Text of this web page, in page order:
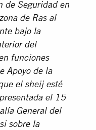
de Seguridad en
de Ras al
bajo la
del
funciones
Apoyo de la
el sheij esté
el 15
General del
sobre la